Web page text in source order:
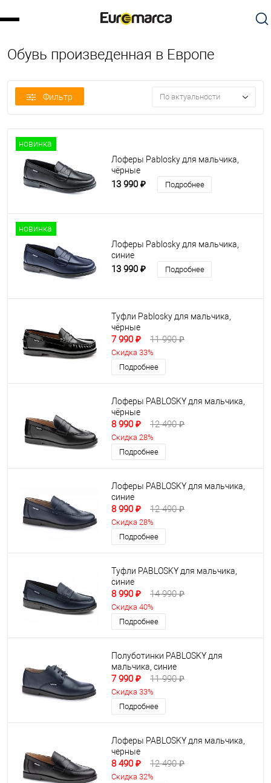
Обувь произведенная в Европе
Фильтр По актуальности
новинка
Лоферы Pablosky для мальчика,
чёрные
13 990 ₽ Подробнее
новинка
Лоферы Pablosky для мальчика,
синие
13 990 ₽ Подробнее
Туфли Pablosky для мальчика,
чёрные
7 990 ₽ 11 990 ₽
Скидка 33%
Подробнее
Лоферы PABLOSKY для мальчика,
чёрные
8 990 ₽ 12 490 ₽
Скидка 28%
Подробнее
Лоферы PABLOSKY для мальчика,
синие
8 990 ₽ 12 490 ₽
Скидка 28%
Подробнее
Туфли PABLOSKY для мальчика,
синие
8 990 ₽ 14 990 ₽
Скидка 40%
Подробнее
Полуботинки PABLOSKY для
мальчика, синие
7 990 ₽ 11 990 ₽
Скидка 33%
Подробнее
Лоферы PABLOSKY для мальчика,
черные
8 490 ₽ 12 490 ₽
Скидка 32%